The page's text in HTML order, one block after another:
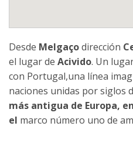
Desde Melgaçodirección
el lugar de Acivido. Un
con Portugal,una línea
naciones unidas por siglos
más antigua de Europa,
el marco número uno de